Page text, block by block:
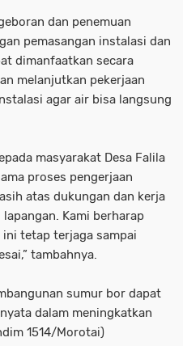
dan penemuan
pemasangan instalasi dan
dimanfaatkan secara
melanjutkan pekerjaan
agar air bisa langsung
masyarakat Desa Falila
proses pengerjaan
atas dukungan dan kerja
Kami berharap
tetap terjaga sampai
tambahnya.
sumur bor dapat
dalam meningkatkan
1514/Morotai)